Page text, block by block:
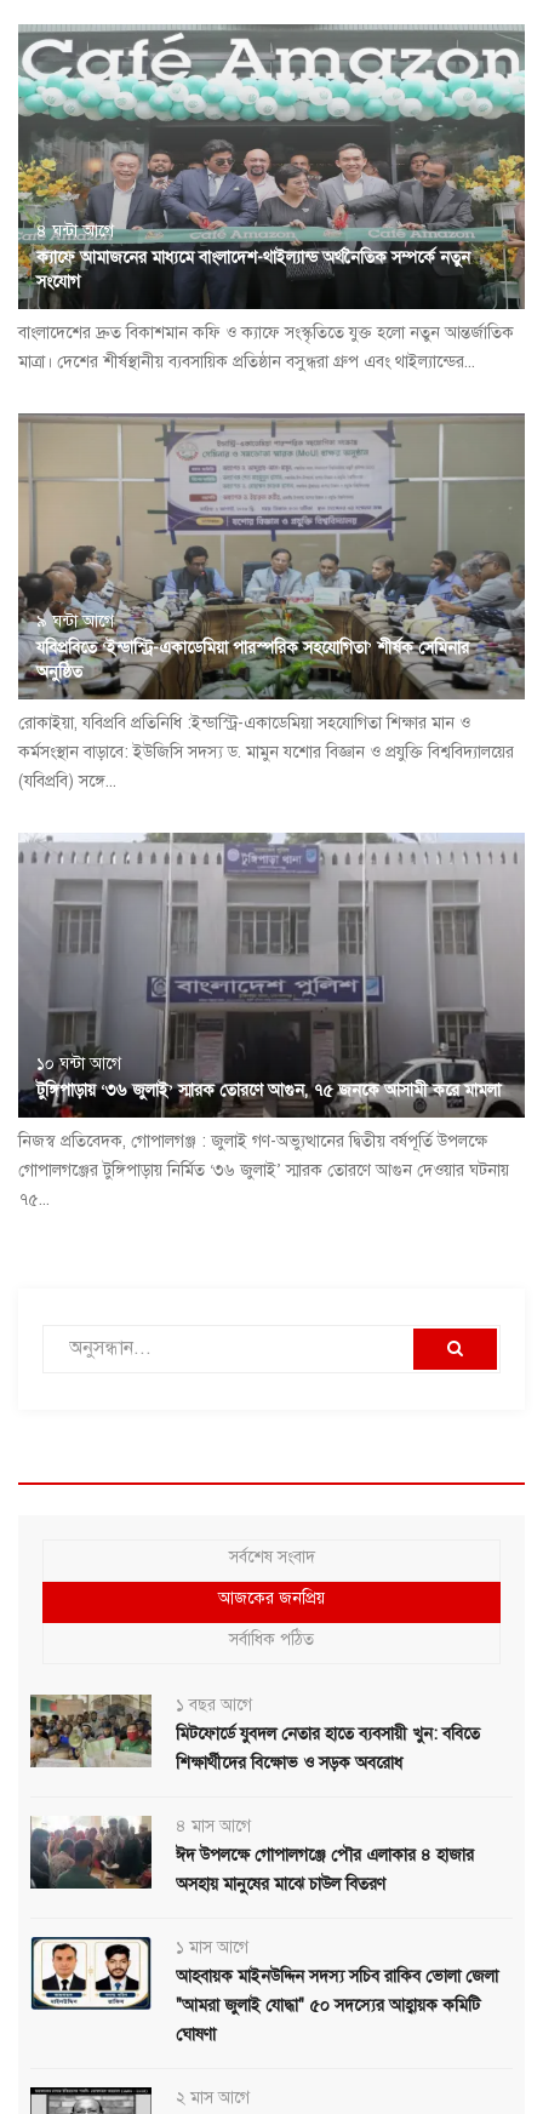
৪ ঘন্টা আগে
ক্যাফে আমাজনের মাধ্যমে বাংলাদেশ-থাইল্যান্ড অর্থনৈতিক সম্পর্কে নতুন
সংযোগ
বাংলাদেশের দ্রুত বিকাশমান কফি ও ক্যাফে সংস্কৃতিতে যুক্ত হলো নতুন আন্তর্জাতিক
মাত্রা। দেশের শীর্ষস্থানীয় ব্যবসায়িক প্রতিষ্ঠান বসুন্ধরা গ্রুপ এবং থাইল্যান্ডের...
৯ ঘন্টা আগে
যবিপ্রবিতে ‘ইন্ডাস্ট্রি-একাডেমিয়া পারস্পরিক সহযোগিতা’ শীর্ষক সেমিনার
অনুষ্ঠিত
রোকাইয়া, যবিপ্রবি প্রতিনিধি :ইন্ডাস্ট্রি-একাডেমিয়া সহযোগিতা শিক্ষার মান ও
কর্মসংস্থান বাড়াবে: ইউজিসি সদস্য ড. মামুন যশোর বিজ্ঞান ও প্রযুক্তি বিশ্ববিদ্যালয়ের
(যবিপ্রবি) সঙ্গে...
১০ ঘন্টা আগে
টুঙ্গিপাড়ায় ‘৩৬ জুলাই’ স্মারক তোরণে আগুন, ৭৫ জনকে আসামী করে মামলা
নিজস্ব প্রতিবেদক, গোপালগঞ্জ : জুলাই গণ-অভ্যুত্থানের দ্বিতীয় বর্ষপূর্তি উপলক্ষে
গোপালগঞ্জের টুঙ্গিপাড়ায় নির্মিত ‘৩৬ জুলাই’ স্মারক তোরণে আগুন দেওয়ার ঘটনায়
৭৫...
সর্বশেষ সংবাদ
আজকের জনপ্রিয়
সর্বাধিক পঠিত
১ বছর আগে
মিটফোর্ডে যুবদল নেতার হাতে ব্যবসায়ী খুন: ববিতে
শিক্ষার্থীদের বিক্ষোভ ও সড়ক অবরোধ
৪ মাস আগে
ঈদ উপলক্ষে গোপালগঞ্জে পৌর এলাকার ৪ হাজার
অসহায় মানুষের মাঝে চাউল বিতরণ
১ মাস আগে
আহবায়ক মাইনউদ্দিন সদস্য সচিব রাকিব ভোলা জেলা
"আমরা জুলাই যোদ্ধা" ৫০ সদস্যের আহ্বায়ক কমিটি
ঘোষণা
২ মাস আগে